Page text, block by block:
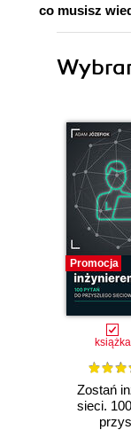
co musisz
Promocja
książka
Zostań
sieci.